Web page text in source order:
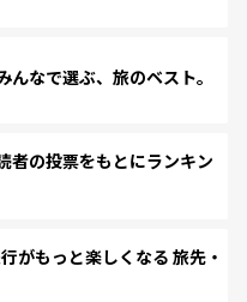
なで選ぶ、旅のベスト。
の投票をもとにランキン
もっと楽しくなる 旅先・